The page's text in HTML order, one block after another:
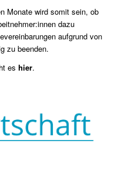
Monate wird somit sein, ob
dazu
aufgrund von
zu beenden.
es hier.